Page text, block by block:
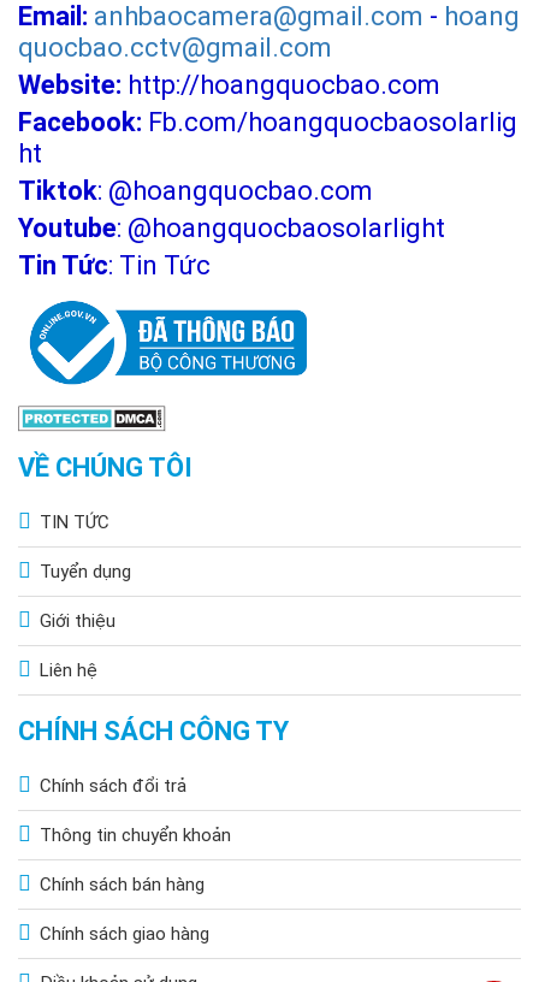
Email: anhbaocamera@gmail.com - hoang
quocbao.cctv@gmail.com
Website: http://hoangquocbao.com
Facebook: Fb.com/hoangquocbaosolarlig
ht
Tiktok: @hoangquocbao.com
Youtube: @hoangquocbaosolarlight
Tin Tức: Tin Tức
VỀ CHÚNG TÔI
TIN TỨC
Tuyển dụng
Giới thiệu
Liên hệ
CHÍNH SÁCH CÔNG TY
Chính sách đổi trả
Thông tin chuyển khoản
Chính sách bán hàng
Chính sách giao hàng